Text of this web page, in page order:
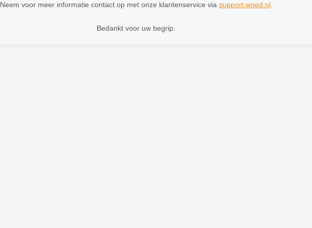
Neem voor meer informatie contact op met onze klantenservice via support.wned.nl.
Bedankt voor uw begrip.